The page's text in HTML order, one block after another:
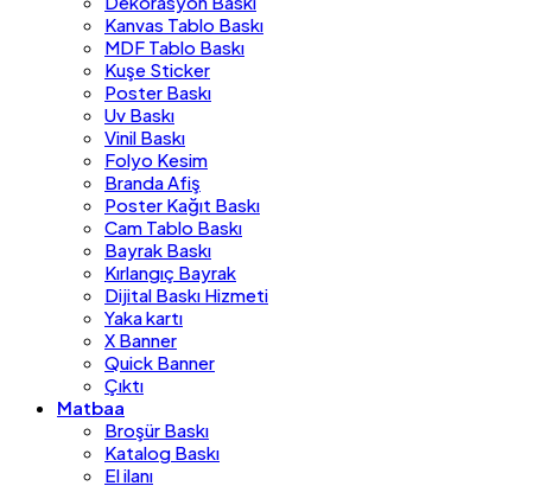
Kanvas Tablo Baskı
MDF Tablo Baskı
Kuşe Sticker
Poster Baskı
Uv Baskı
Vinil Baskı
Folyo Kesim
Branda Afiş
Poster Kağıt Baskı
Cam Tablo Baskı
Bayrak Baskı
Kırlangıç Bayrak
Dijital Baskı Hizmeti
Yaka kartı
X Banner
Quick Banner
Çıktı
Matbaa
Broşür Baskı
Katalog Baskı
El ilanı